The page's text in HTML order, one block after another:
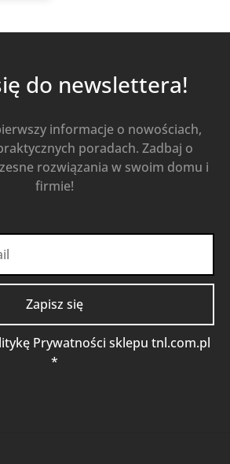
do newslettera!
informacje o nowościach,
poradach. Zadbaj o
rozwiązania w swoim domu i
firmie!
Prywatności sklepu tnl.com.pl
*